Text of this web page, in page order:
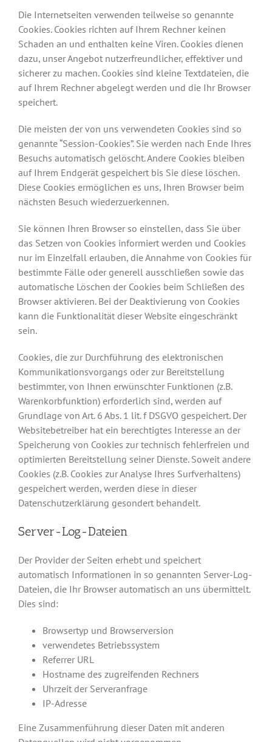
Die Internetseiten verwenden teilweise so genannte
Cookies. Cookies richten auf Ihrem Rechner keinen
Schaden an und enthalten keine Viren. Cookies dienen
dazu, unser Angebot nutzerfreundlicher, effektiver und
sicherer zu machen. Cookies sind kleine Textdateien, die
auf Ihrem Rechner abgelegt werden und die Ihr Browser
speichert.
Die meisten der von uns verwendeten Cookies sind so
genannte “Session-Cookies”. Sie werden nach Ende Ihres
Besuchs automatisch gelöscht. Andere Cookies bleiben
auf Ihrem Endgerät gespeichert bis Sie diese löschen.
Diese Cookies ermöglichen es uns, Ihren Browser beim
nächsten Besuch wiederzuerkennen.
Sie können Ihren Browser so einstellen, dass Sie über
das Setzen von Cookies informiert werden und Cookies
nur im Einzelfall erlauben, die Annahme von Cookies für
bestimmte Fälle oder generell ausschließen sowie das
automatische Löschen der Cookies beim Schließen des
Browser aktivieren. Bei der Deaktivierung von Cookies
kann die Funktionalität dieser Website eingeschränkt
sein.
Cookies, die zur Durchführung des elektronischen
Kommunikationsvorgangs oder zur Bereitstellung
bestimmter, von Ihnen erwünschter Funktionen (z.B.
Warenkorbfunktion) erforderlich sind, werden auf
Grundlage von Art. 6 Abs. 1 lit. f DSGVO gespeichert. Der
Websitebetreiber hat ein berechtigtes Interesse an der
Speicherung von Cookies zur technisch fehlerfreien und
optimierten Bereitstellung seiner Dienste. Soweit andere
Cookies (z.B. Cookies zur Analyse Ihres Surfverhaltens)
gespeichert werden, werden diese in dieser
Datenschutzerklärung gesondert behandelt.
Server-Log-Dateien
Der Provider der Seiten erhebt und speichert
automatisch Informationen in so genannten Server-Log-
Dateien, die Ihr Browser automatisch an uns übermittelt.
Dies sind:
Browsertyp und Browserversion
verwendetes Betriebssystem
Referrer URL
Hostname des zugreifenden Rechners
Uhrzeit der Serveranfrage
IP-Adresse
Eine Zusammenführung dieser Daten mit anderen